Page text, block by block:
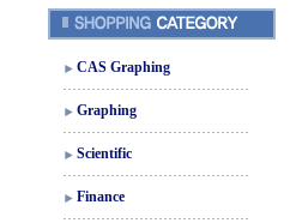
CAS Graphing
Graphing
Scientific
Finance